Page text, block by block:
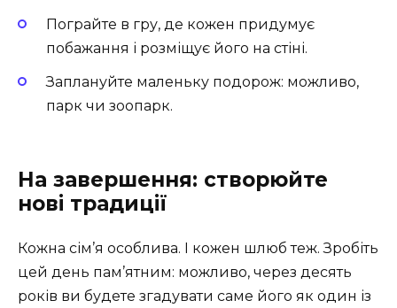
Пограйте в гру, де кожен придумує
побажання і розміщує його на стіні.
Заплануйте маленьку подорож: можливо,
парк чи зоопарк.
На завершення: створюйте
нові традиції
Кожна сім’я особлива. І кожен шлюб теж. Зробіть
цей день пам’ятним: можливо, через десять
років ви будете згадувати саме його як один із